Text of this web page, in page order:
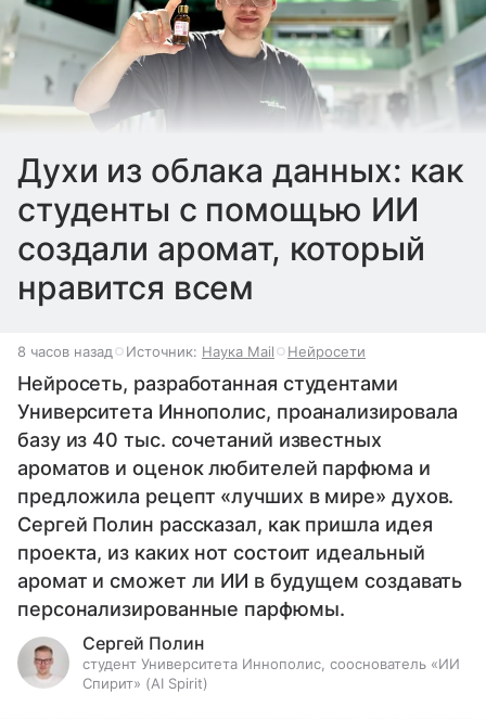
Духи из облака данных: как
студенты с помощью ИИ
создали аромат, который
нравится всем
8 часов назад Источник: Наука Mail Нейросети
Нейросеть, разработанная студентами
Университета Иннополис, проанализировала
базу из 40 тыс. сочетаний известных
ароматов и оценок любителей парфюма и
предложила рецепт «лучших в мире» духов.
Сергей Полин рассказал, как пришла идея
проекта, из каких нот состоит идеальный
аромат и сможет ли ИИ в будущем создавать
персонализированные парфюмы.
Сергей Полин
студент Университета Иннополис, сооснователь «ИИ
Спирит» (AI Spirit)